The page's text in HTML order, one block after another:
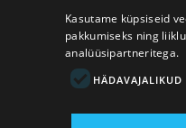
Kasutame küpsiseid
pakkumiseks ning
analüüsipartneritega.
HÄDAVAJALIKUD